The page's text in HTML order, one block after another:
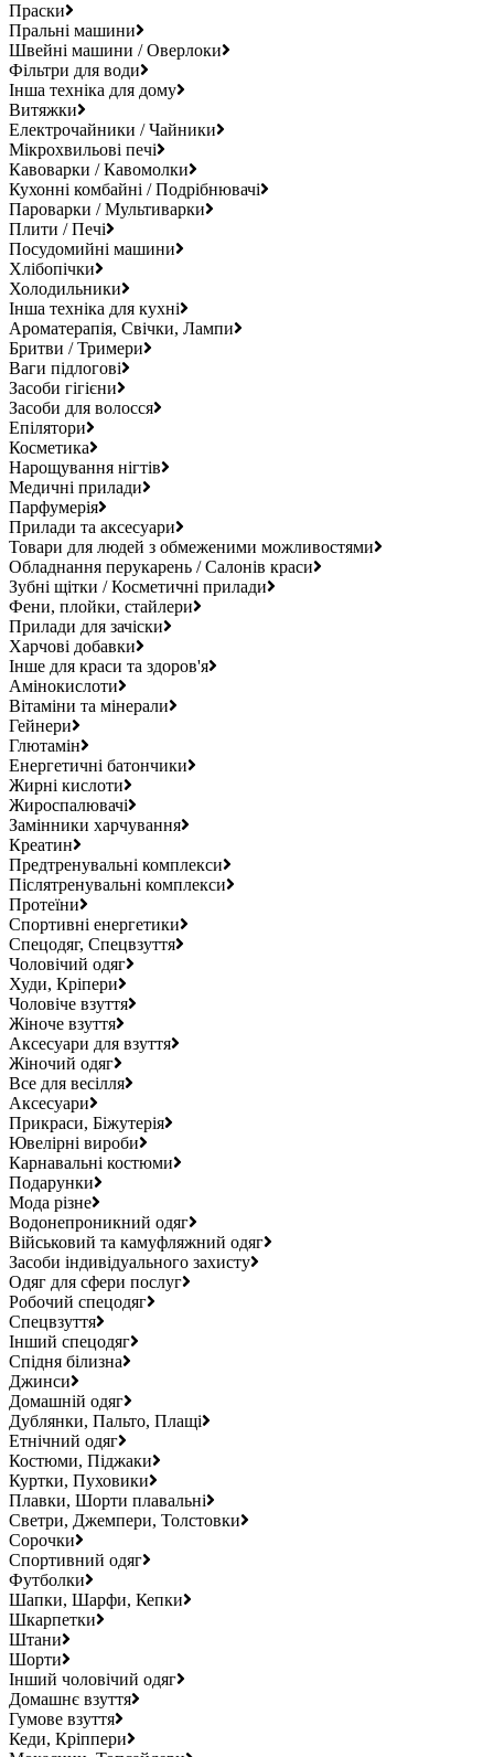
Праски
Пральні машини
Швейні машини / Оверлоки
Фільтри для води
Інша техніка для дому
Витяжки
Електрочайники / Чайники
Мікрохвильові печі
Кавоварки / Кавомолки
Кухонні комбайні / Подрібнювачі
Пароварки / Мультиварки
Плити / Печі
Посудомийні машини
Хлібопічки
Холодильники
Інша техніка для кухні
Ароматерапія, Свічки, Лампи
Бритви / Тримери
Ваги підлогові
Засоби гігієни
Засоби для волосся
Епілятори
Косметика
Нарощування нігтів
Медичні прилади
Парфумерія
Прилади та аксесуари
Товари для людей з обмеженими можливостями
Обладнання перукарень / Салонів краси
Зубні щітки / Косметичні прилади
Фени, плойки, стайлери
Прилади для зачіски
Харчові добавки
Інше для краси та здоров'я
Амінокислоти
Вітаміни та мінерали
Гейнери
Глютамін
Енергетичні батончики
Жирні кислоти
Жироспалювачі
Замінники харчування
Креатин
Предтренувальні комплекси
Післятренувальні комплекси
Протеїни
Спортивні енергетики
Спецодяг, Спецвзуття
Чоловічий одяг
Худи, Кріпери
Чоловіче взуття
Жіноче взуття
Аксесуари для взуття
Жіночий одяг
Все для весілля
Аксесуари
Прикраси, Біжутерія
Ювелірні вироби
Карнавальні костюми
Подарунки
Мода різне
Водонепроникний одяг
Військовий та камуфляжний одяг
Засоби індивідуального захисту
Одяг для сфери послуг
Робочий спецодяг
Спецвзуття
Інший спецодяг
Спідня білизна
Джинси
Домашній одяг
Дублянки, Пальто, Плащі
Етнічний одяг
Костюми, Піджаки
Куртки, Пуховики
Плавки, Шорти плавальні
Светри, Джемпери, Толстовки
Сорочки
Спортивний одяг
Футболки
Шапки, Шарфи, Кепки
Шкарпетки
Штани
Шорти
Інший чоловічий одяг
Домашнє взуття
Гумове взуття
Кеди, Кріппери